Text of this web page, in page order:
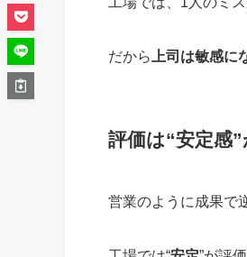
だから 上司は敏感に
評価は“安定感
営業のように成果で